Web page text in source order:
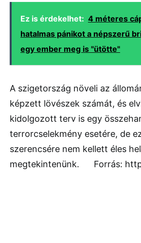
Ez is érdekelhet: 4 méteres
hatalmas pánikot a népszerű
egy ember meg is "ütötte"
A szigetország növeli az
képzett lövészek számát, és
kidolgozott terv is egy
terrorcselekmény esetére, de
szerencsére nem kellett éles
megtekintenünk. Forrás: